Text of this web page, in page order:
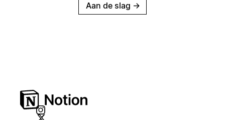
Aan de slag →